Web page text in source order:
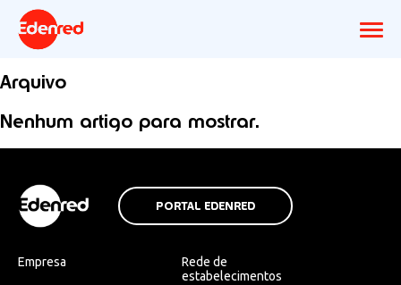
Arquivo
Nenhum artigo para mostrar.
PORTAL EDENRED
Empresa
Rede de
estabelecimentos